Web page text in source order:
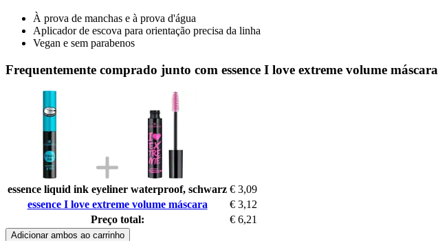
À prova de manchas e à prova d'água
Aplicador de escova para orientação precisa da linha
Vegan e sem parabenos
Frequentemente comprado junto com essence I love extreme volume máscara
essence liquid ink eyeliner waterproof, schwarz € 3,09
essence I love extreme volume máscara
€ 3,12
Preço total:
€ 6,21
Adicionar ambos ao carrinho